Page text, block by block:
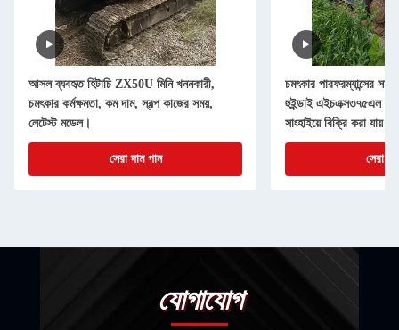
আসল ব্যবহৃত হিটাচি ZX50U মিনি খননকারী,
চমৎকার কর্মক্ষমতা, কম দাম, স্বল্প কাজের সময়,
লেটেস্ট মডেল।
সেরা দাম পান
চমৎকার পারফরম্যান্সের
হুইন্ডাই এইচএক্স৩৭৫এল
সাংহাইয়ে বিক্রি করা যায়।
সেরা
যোগাযোগ